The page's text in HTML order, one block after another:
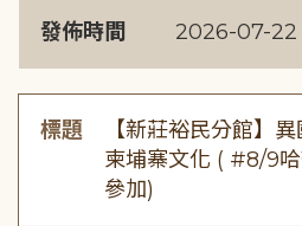
發佈時間 2026-07-22
標題
【新莊裕民分館】
柬埔寨文化 ( #8/9
參加)